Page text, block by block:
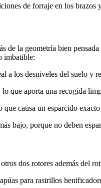
de forraje en los
la geometría bien
imbatible:
a los desniveles del suelo y
que aporta una recogida
causa un esparcido
bajo, porque no deben
dos rotores además del
para rastrillos